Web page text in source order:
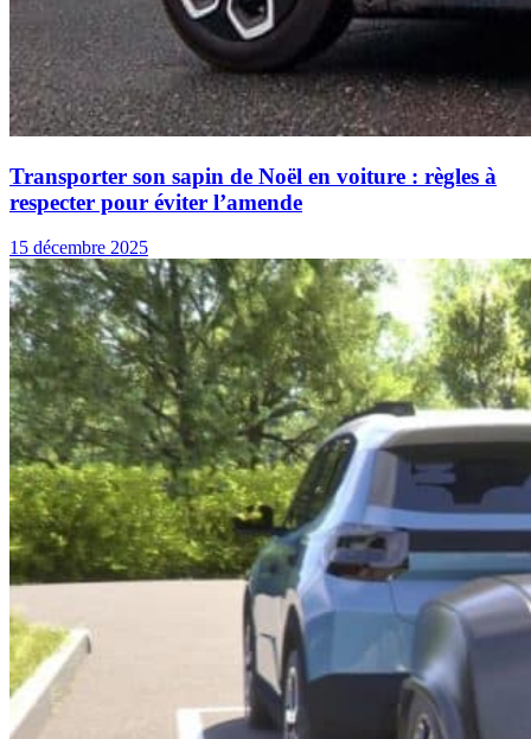
Transporter son sapin de Noël en voiture : règles à
respecter pour éviter l’amende
15 décembre 2025